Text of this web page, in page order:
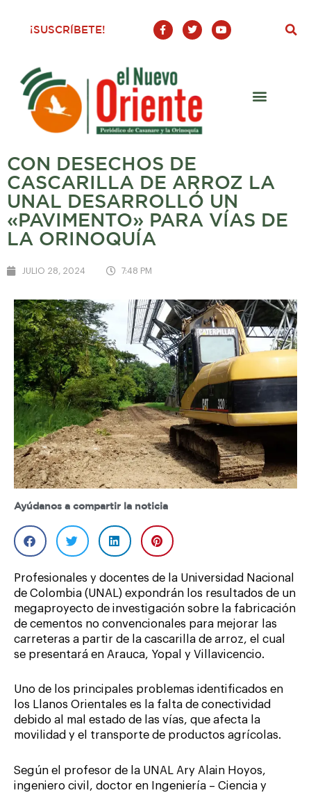
¡SUSCRÍBETE!
F
a
c
o
o
-
T
w
i
Y
o
u
CON DESECHOS DE
CASCARILLA DE ARROZ LA
UNAL DESARROLLÓ UN
«PAVIMENTO» PARA VÍAS DE
LA ORINOQUÍA
JULIO 28, 2024 7:48 PM
Ayúdanos a compartir la noticia
Profesionales y docentes de la Universidad Nacional
de Colombia (UNAL) expondrán los resultados de un
megaproyecto de investigación sobre la fabricación
de cementos no convencionales para mejorar las
carreteras a partir de la cascarilla de arroz, el cual
se presentará en Arauca, Yopal y Villavicencio.
Uno de los principales problemas identificados en
los Llanos Orientales es la falta de conectividad
debido al mal estado de las vías, que afecta la
movilidad y el transporte de productos agrícolas.
Según el profesor de la UNAL Ary Alain Hoyos,
ingeniero civil, doctor en Ingeniería – Ciencia y